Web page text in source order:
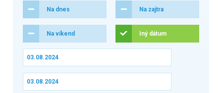
Na dnes Na zajtra
Na víkend Iný dátum